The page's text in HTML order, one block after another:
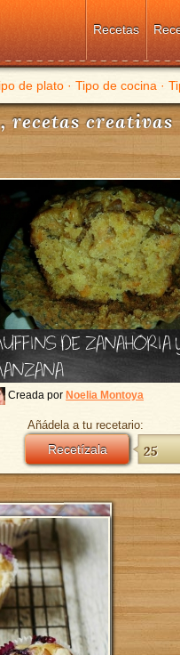
Recetas
de plato · Tipo de cocina ·
, recetas creativas
DE ZANAHORIA
Creada por Noelia Montoya
Añádela a tu recetario:
Recetízala 25